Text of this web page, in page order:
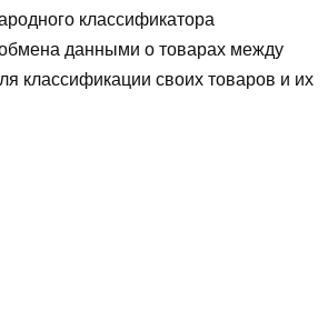
классификатора
обмена данными о товарах между
классификации своих товаров и их